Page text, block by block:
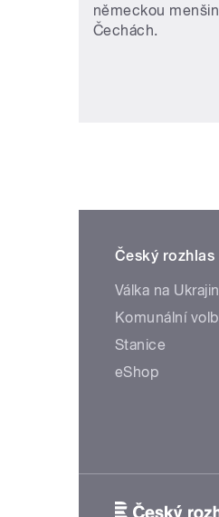
německou
Čechách.
Český rozhlas
Válka na
Komunální
Stanice
eShop